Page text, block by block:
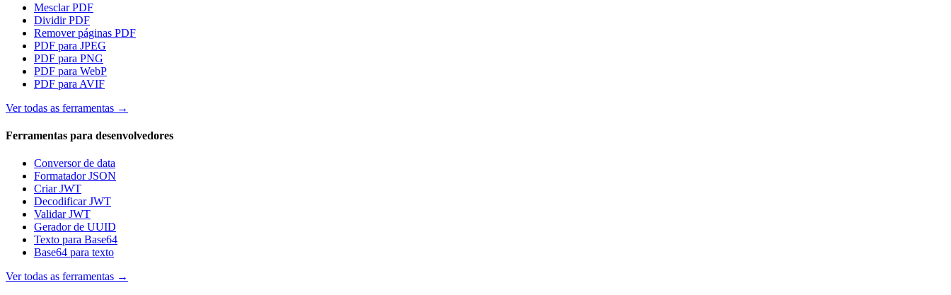
Mesclar PDF
Dividir PDF
Remover páginas PDF
PDF para JPEG
PDF para PNG
PDF para WebP
PDF para AVIF
Ver todas as ferramentas →
Ferramentas para desenvolvedores
Conversor de data
Formatador JSON
Criar JWT
Decodificar JWT
Validar JWT
Gerador de UUID
Texto para Base64
Base64 para texto
Ver todas as ferramentas →